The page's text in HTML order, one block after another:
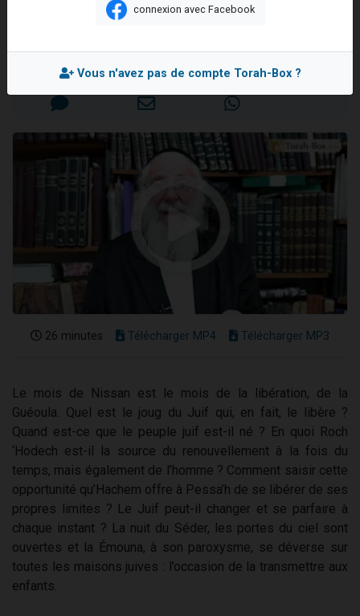
Eli vient de donner son Maasser
guerre
Mis en ligne le Mercredi 17 Avril 2024
26 minutes Télécharger MP4 Télécharger MP3
Le mois de Nissan est le mois de la libération, de la
Guéoula. Quel est le joug du Juif qui, en fait, le libère ?
Quand est-ce que le peuple juif est-il né ? En quoi Roch
‘Hodech est-il la source du renouvellement à la fois du
temps, mais également de l’homme ? Comment saisir cette
opportunité qu’Hachem offre à Pessa’h de se libérer de ses
propres limites ? Le Juif peut-il changer et se parfaire à
chaque instant ? La nuit du Séder, les portes du ciel sont
ouvertes et la Émouna, à son paroxysme, se déverse sur
toutes les maisons juives : l’occasion de la transmettre aux
enfants.
connexion avec Facebook
Vous n'avez pas de compte Torah-Box ?